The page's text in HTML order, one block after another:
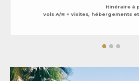
Itinéraire à
vols A/R + visites, hébergements